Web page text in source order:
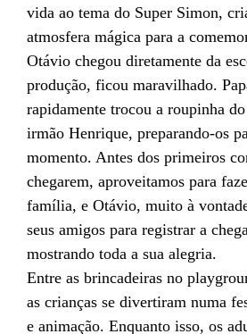
vida ao tema do Super Simon,
atmosfera mágica para a
Otávio chegou diretamente da
produção, ficou maravilhado.
rapidamente trocou a roupinha
irmão Henrique, preparando-os
momento. Antes dos primeiros
chegarem, aproveitamos para
família, e Otávio, muito à
seus amigos para registrar a
mostrando toda a sua alegria.
Entre as brincadeiras no
as crianças se divertiram numa
e animação. Enquanto isso, os